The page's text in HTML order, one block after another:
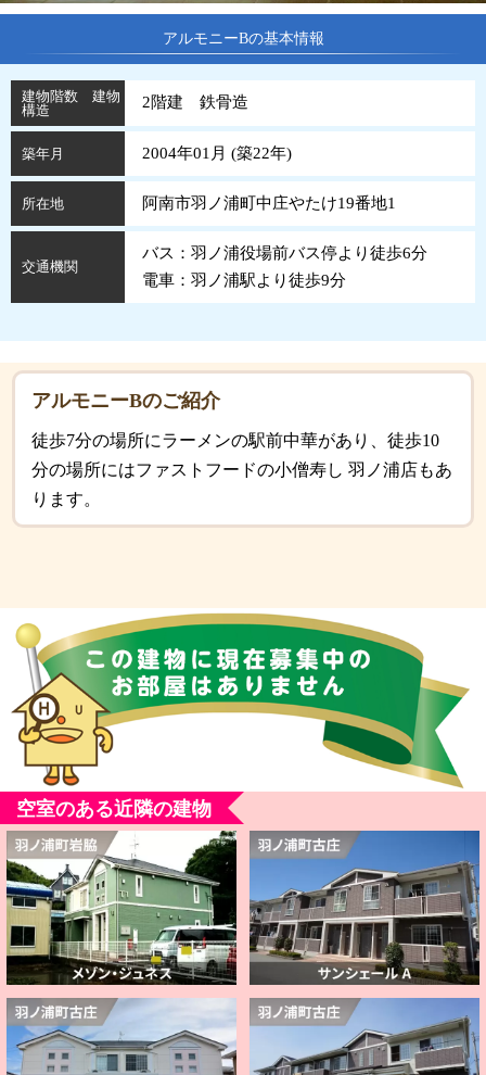
アルモニーBの基本情報
建物階数 建物
構造
2階建 鉄骨造
築年月 2004年01月 (築22年)
所在地 阿南市羽ノ浦町中庄やたけ19番地1
交通機関
バス：羽ノ浦役場前バス停より徒歩6分
電車：羽ノ浦駅より徒歩9分
アルモニーBのご紹介
徒歩7分の場所にラーメンの駅前中華があり、徒歩10
分の場所にはファストフードの小僧寿し 羽ノ浦店もあ
ります。
空室のある近隣の建物